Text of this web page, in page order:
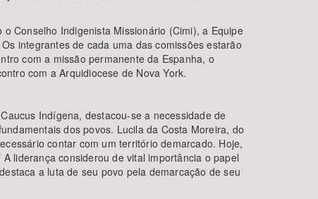
Conselho Indigenista Missionário (Cimi), a Equipe
integrantes de cada uma das comissões estarão
com a missão permanente da Espanha, o
com a Arquidiocese de Nova York.
Indígena, destacou-se a necessidade de
dos povos. Lucila da Costa Moreira, do
contar com um território demarcado. Hoje,
liderança considerou de vital importância o papel
a luta de seu povo pela demarcação de seu